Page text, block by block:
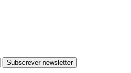
Subscrever newsletter